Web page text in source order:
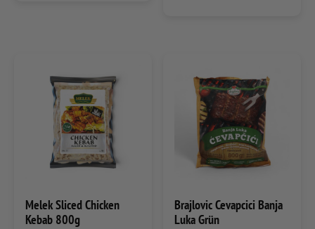
Melek Sliced Chicken
Kebab 800g
Brajlovic Cevapcici Banja
Luka Grün